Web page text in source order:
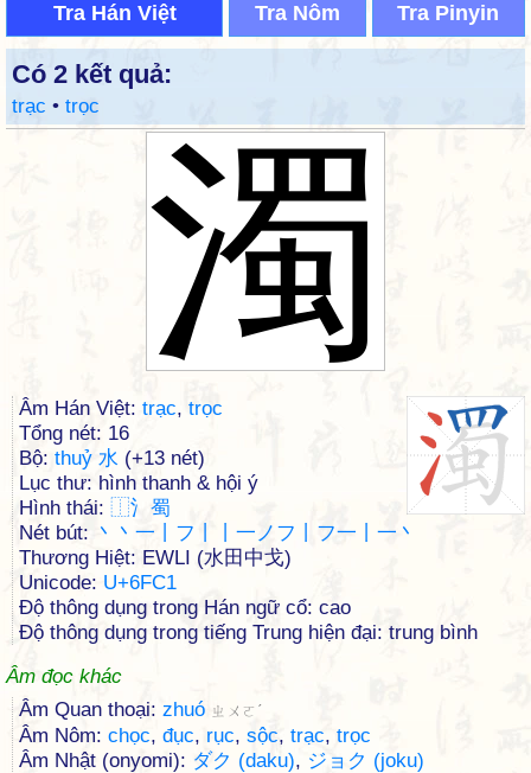
Tra Hán Việt Tra Nôm Tra Pinyin
Có 2 kết quả:
trạc • trọc
濁
Âm Hán Việt: trạc, trọc
Tổng nét: 16
Bộ: thuỷ 水 (+13 nét)
Lục thư: hình thanh & hội ý
Hình thái: ⿰⺡ 蜀
Nét bút: 丶丶一丨フ丨丨一ノフ丨フ一丨一丶
Thương Hiệt: EWLI (水田中戈)
Unicode: U+6FC1
Độ thông dụng trong Hán ngữ cổ: cao
Độ thông dụng trong tiếng Trung hiện đại: trung bình
Âm đọc khác
Âm Quan thoại: zhuó ㄓㄨㄛˊ
Âm Nôm: chọc, đục, rục, sộc, trạc, trọc
Âm Nhật (onyomi): ダク (daku), ジョク (joku)